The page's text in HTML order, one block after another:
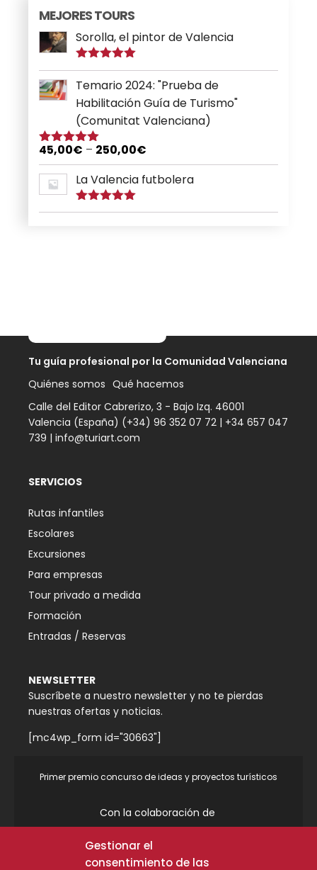
Gestionar el
consentimiento de las
MEJORES TOURS
Sorolla, el pintor de Valencia
Puntuado
con
5.00
de
5
Temario 2024: "Prueba de
Habilitación Guía de Turismo"
(Comunitat Valenciana)
Puntuado
con5.00de
5
45,00€ – 250,00€
La Valencia futbolera
Puntuado
Tu guía profesional por la Comunidad Valenciana
Quiénes somos Qué hacemos
Calle del Editor Cabrerizo, 3 - Bajo Izq. 46001
Valencia (España) (+34) 96 352 07 72 | +34 657 047
739 | info@turiart.com
SERVICIOS
Rutas infantiles
Escolares
Excursiones
Para empresas
Tour privado a medida
Formación
Entradas / Reservas
NEWSLETTER
Suscríbete a nuestro newsletter y no te pierdas
nuestras ofertas y noticias.
[mc4wp_form id="30663"]
Primer premio concurso de ideas y proyectos turísticos
Con la colaboración de
Colaboraciones